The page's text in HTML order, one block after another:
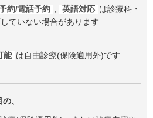
約/電話予約 , 英語対応 は診療科・
ていない場合があります
能 は自由診療(保険適用外)です
、